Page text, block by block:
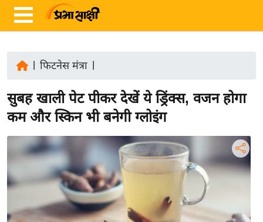
ज़ा
ख
रा
ष्ट्री
अं
फिटनेस मंत्रा
सुबह खाली पेट पीकर देखें ये ड्रिंक्स, वजन होगा
कम और स्किन भी बनेगी ग्लोइंग